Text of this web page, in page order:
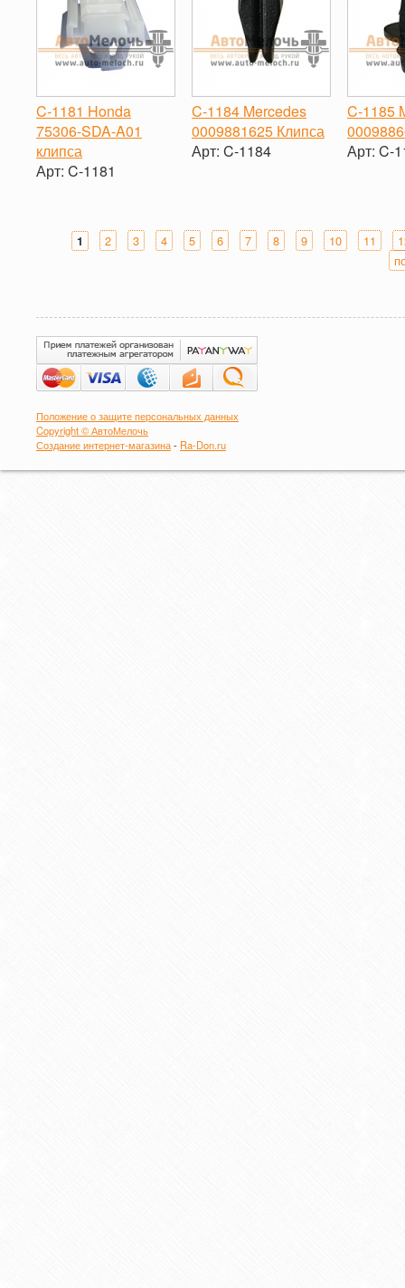
C-1181 Honda
75306-SDA-A01
клипса
Арт: C-1181
C-1184 Mercedes
0009881625 Клипса
Арт: C-1184
C-1185
Арт: C-
1 2 3 4 5 6 7 8 9 10 11
Положение о защите персональных данных
Copyright © АвтоМелочь
Создание интернет-магазина- Ra-Don.ru